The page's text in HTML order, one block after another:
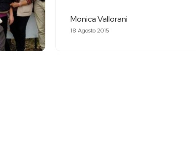
Monica Vallorani
18 Agosto 2015